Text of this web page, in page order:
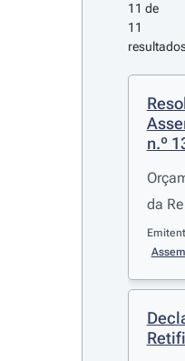
11 de
11
n.º
da